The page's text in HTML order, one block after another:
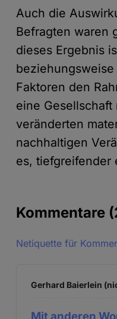
Auch die
Befragten waren
dieses Ergebnis
Faktoren den
eine
veränderten
nachhaltigen
es, tiefgreifender
Kommentare
Netiquette für
Gerhard Baierlein